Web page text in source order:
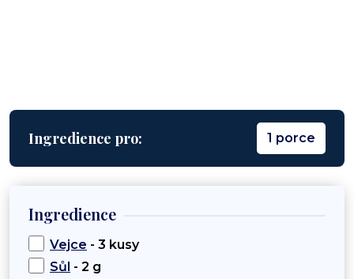
Ingredience pro: 1 porce
Ingredience
Vejce - 3 kusy
Sůl - 2 g